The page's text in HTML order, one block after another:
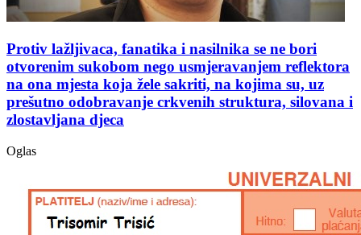
Protiv lažljivaca, fanatika i nasilnika se ne bori
otvorenim sukobom nego usmjeravanjem reflektora
na ona mjesta koja žele sakriti, na kojima su, uz
prešutno odobravanje crkvenih struktura, silovana i
zlostavljana djeca
Oglas